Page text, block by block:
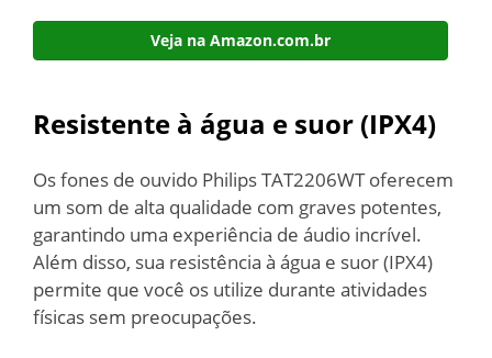
Veja na Amazon.com.br
Resistente à água e suor (IPX4)
Os fones de ouvido Philips TAT2206WT oferecem
um som de alta qualidade com graves potentes,
garantindo uma experiência de áudio incrível.
Além disso, sua resistência à água e suor (IPX4)
permite que você os utilize durante atividades
físicas sem preocupações.